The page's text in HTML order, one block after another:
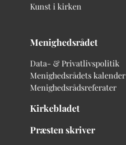
Kunst i kirken
Menighedsrådet
Data- & Privatlivspolitik
Menighedsrådets kalender
Menighedsrådsreferater
Kirkebladet
Præsten skriver